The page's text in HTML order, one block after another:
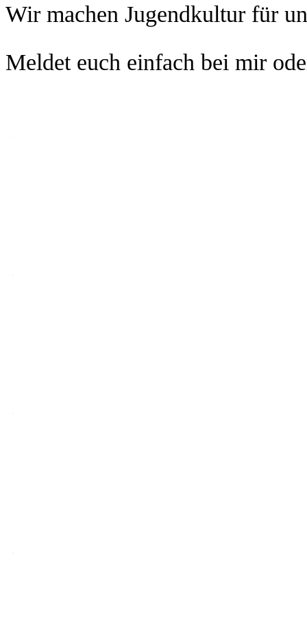
Wir machen Jugendkultur für
Meldet euch einfach bei mir